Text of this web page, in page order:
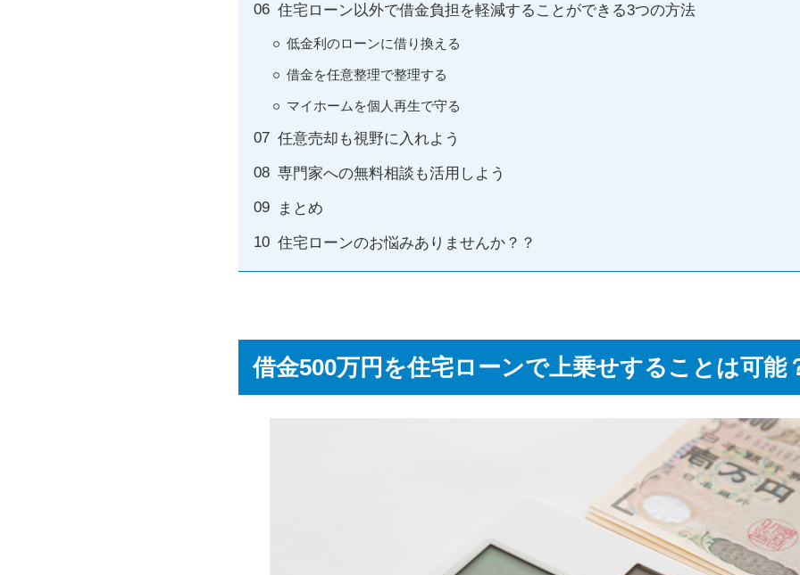
住宅ローン以外で借金負担を軽減することができる3つの方法
低金利のローンに借り換える
借金を任意整理で整理する
マイホームを個人再生で守る
任意売却も視野に入れよう
専門家への無料相談も活用しよう
まとめ
住宅ローンのお悩みありませんか？？
借金500万円を住宅ローンで上乗せすることは可能